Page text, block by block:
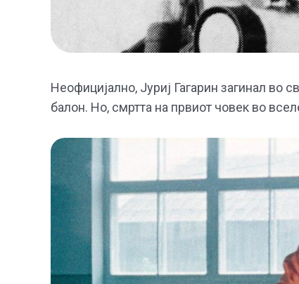
Неофицијално, Јуриј Гагарин загинал во
балон. Но, смртта на првиот човек во